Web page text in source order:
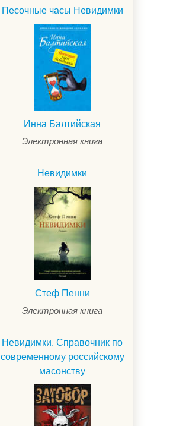
Песочные часы Невидимки
Инна Балтийская
Электронная книга
Невидимки
Стеф Пенни
Электронная книга
Невидимки. Справочник по
современному российскому
масонству